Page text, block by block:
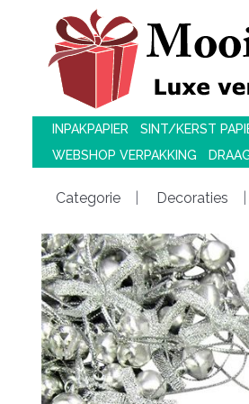
INPAKPAPIER SINT/KERST
WEBSHOP VERPAKKING
Categorie Decoraties